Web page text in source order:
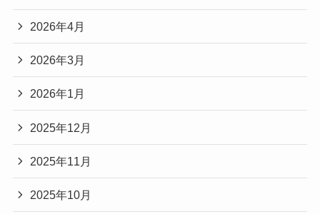
2026年4月
2026年3月
2026年1月
2025年12月
2025年11月
2025年10月